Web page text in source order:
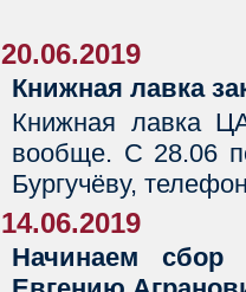
20.06.2019
Книжная лавка
Книжная лавка
вообще. С 28.06
Бургучёву,
14.06.2019
Начинаем сбор